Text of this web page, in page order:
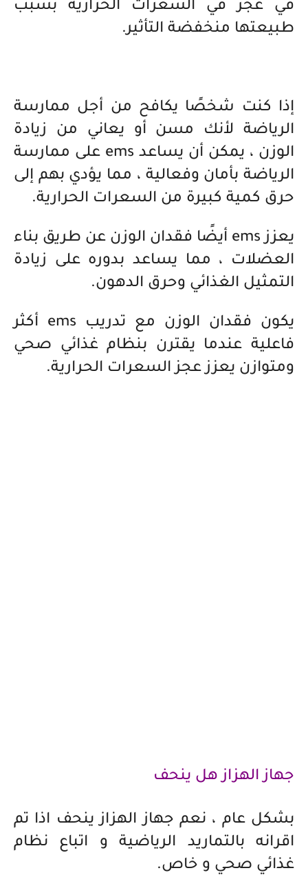
في عجز في السعرات الحرارية بسبب
طبيعتها منخفضة التأثير.
إذا كنت شخصًا يكافح من أجل ممارسة
الرياضة لأنك مسن أو يعاني من زيادة
الوزن ، يمكن أن يساعد ems على ممارسة
الرياضة بأمان وفعالية ، مما يؤدي بهم إلى
حرق كمية كبيرة من السعرات الحرارية.
يعزز ems أيضًا فقدان الوزن عن طريق بناء
العضلات ، مما يساعد بدوره على زيادة
التمثيل الغذائي وحرق الدهون.
يكون فقدان الوزن مع تدريب ems
أكثر
فاعلية عندما يقترن بنظام غذائي صحي
ومتوازن يعزز عجز السعرات الحرارية.
جهاز الهزاز هل ينحف
بشكل عام ، نعم جهاز الهزاز ينحف اذا تم
اقرانه بالتماريد الرياضية و اتباع نظام
غذائي صحي و خاص.